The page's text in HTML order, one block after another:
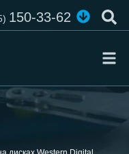
150-33-62